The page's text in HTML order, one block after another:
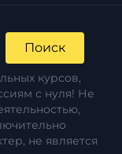
Поиск
курсов,
с нуля! Не
не является